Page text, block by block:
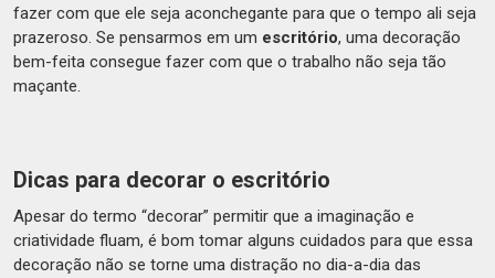
fazer com que ele seja aconchegante para que o tempo ali seja
prazeroso. Se pensarmos em um escritório, uma decoração
bem-feita consegue fazer com que o trabalho não seja tão
maçante.
Dicas para decorar o escritório
Apesar do termo “decorar” permitir que a imaginação e
criatividade fluam, é bom tomar alguns cuidados para que essa
decoração não se torne uma distração no dia-a-dia das